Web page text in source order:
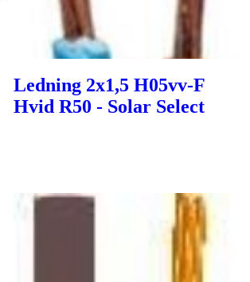
Ledning 2x1,5 H05vv-F
Hvid R50 - Solar Select